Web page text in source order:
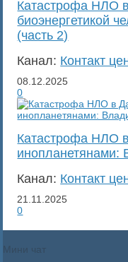
Катастрофа НЛО
биоэнергетикой
(часть 2)
Канал: Контакт
08.12.2025
0
Катастрофа НЛО в
инопланетянами:
Канал: Контакт
21.11.2025
0
Мини чат